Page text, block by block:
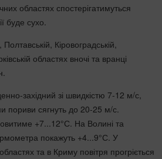
областях спостерігатимуться
буде сухо.
Полтавській, Кіровоградській,
областях вночі та вранці
західний зі швидкістю 7-12 м/с,
пориви сягнуть до 20-25 м/с.
+7...12°С. На Волині та
покажуть +4...9°С. У
та в Криму повітря прогріється